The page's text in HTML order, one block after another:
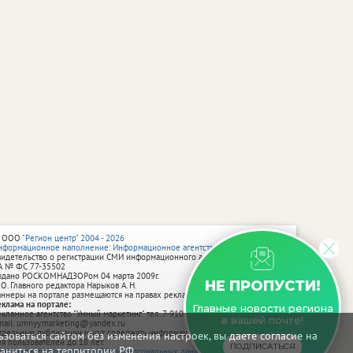
сайтом без изменения настроек, вы даете согласие на
НЕ ПРОПУСТИ!
Главные новости региона
в вашей почте!
ПОДПИСАТЬСЯ
"Регион центр" 2004 - 2026
наполнение: Информационное агентство vRossii.ru
о регистрации СМИ информационного агентства vRossii.ru
№ ФС 77‑35502
РОСКОМНАДЗОРом 04 марта 2009г.
Главного редактора Нарыков А. Н.
на портале размещаются на правах рекламы.
на портале:
агентство "Умный маркетинг" тел. 7-910-267-70-40,
umnyy.marketing@yandex.ru
публикации могут содержать информацию, не предназначенную
пользователей до 18 лет.